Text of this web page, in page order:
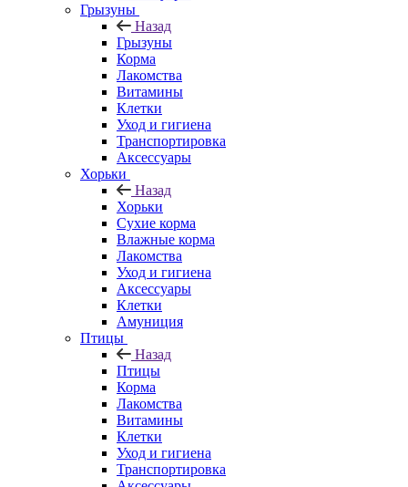
Грызуны
Назад
Грызуны
Корма
Лакомства
Витамины
Клетки
Уход и гигиена
Транспортировка
Аксессуары
Хорьки
Назад
Хорьки
Сухие корма
Влажные корма
Лакомства
Уход и гигиена
Аксессуары
Клетки
Амуниция
Птицы
Назад
Птицы
Корма
Лакомства
Витамины
Клетки
Уход и гигиена
Транспортировка